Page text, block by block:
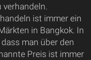
verhandeln.
ist immer ein
in Bangkok. In
man über den
Preis ist immer